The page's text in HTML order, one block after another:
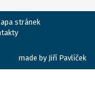
stránek
made by Jiří Pavlíček